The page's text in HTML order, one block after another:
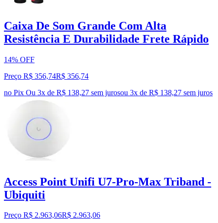
Caixa De Som Grande Com Alta
Resistência E Durabilidade Frete Rápido
14% OFF
Preço R$ 356,74R$ 356,74
no Pix Ou 3x de R$ 138,27 sem jurosou 3x de R$ 138,27 sem juros
Access Point Unifi U7-Pro-Max Triband -
Ubiquiti
Preço R$ 2.963,06R$ 2.963,06